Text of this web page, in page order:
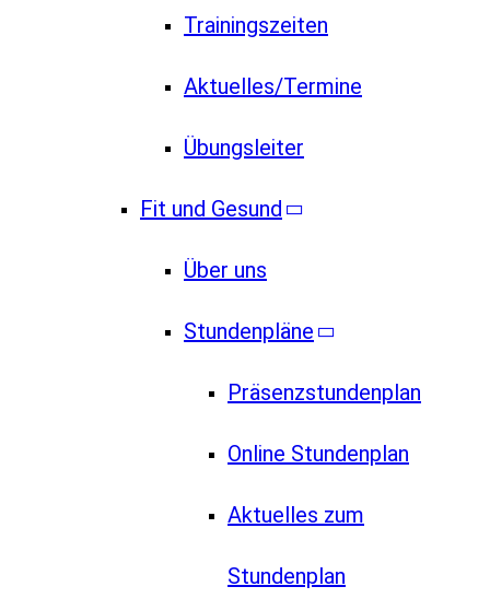
Trainingszeiten
Aktuelles/Termine
Übungsleiter
Fit und Gesund
Über uns
Stundenpläne
Präsenzstundenplan
Online Stundenplan
Aktuelles zum
Stundenplan